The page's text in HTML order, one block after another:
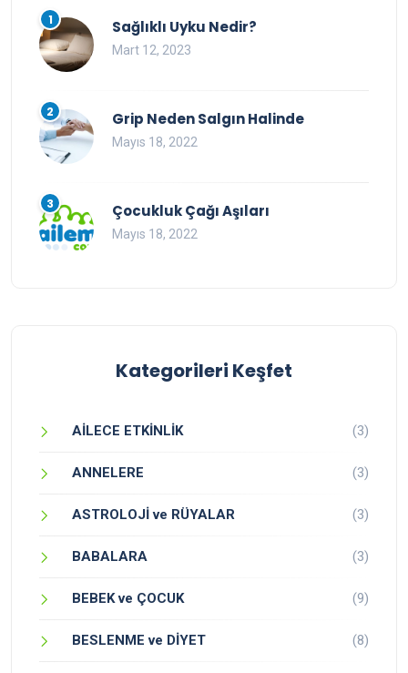
1 Sağlıklı Uyku Nedir?
Mart 12, 2023
2 Grip Neden Salgın Halinde
Mayıs 18, 2022
3 Çocukluk Çağı Aşıları
Mayıs 18, 2022
Kategorileri Keşfet
AİLECE ETKİNLİK (3)
ANNELERE (3)
ASTROLOJİ ve RÜYALAR (3)
BABALARA (3)
BEBEK ve ÇOCUK (9)
BESLENME ve DİYET (8)